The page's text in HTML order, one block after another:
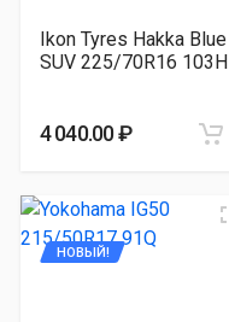
Ikon Tyres Hakka Blue
SUV 225/70R16 103H
4 040.00 ₽
НОВЫЙ!